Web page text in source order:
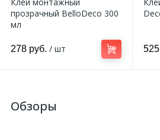
прозрачный BelloDeco 300
мл
278 руб. / шт
Обзоры